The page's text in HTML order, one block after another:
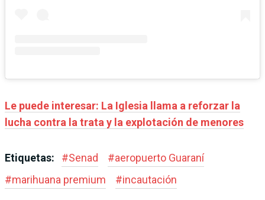
Le puede interesar: La Iglesia llama a reforzar la
lucha contra la trata y la explotación de menores
Etiquetas: #Senad #aeropuerto Guaraní
#marihuana premium #incautación